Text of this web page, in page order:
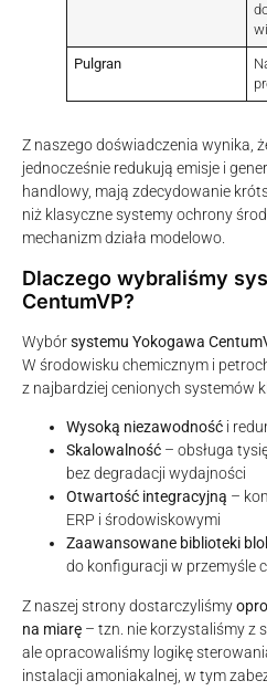
Pulgran
Z naszego doświadczenia wynika,
jednocześnie redukują emisje i
handlowy, mają zdecydowanie
niż klasyczne systemy ochrony
mechanizm działa modelowo.
Dlaczego wybraliśmy
CentumVP?
Wybórsystemu Yokogawa
W środowisku chemicznym i
z najbardziej cenionych systemów
Wysoką niezawodność i
Skalowalność – obsługa
bez degradacji wydajności
Otwartość integracyjną –
ERP i środowiskowymi
Zaawansowane biblioteki
do konfiguracji w przemyśle
Z naszej strony dostarczyliśmy
na miarę – tzn. nie korzystaliśmy z
ale opracowaliśmy logikę
instalacji amoniakalnej, w tym